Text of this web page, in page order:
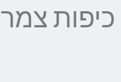
כיפות צמר